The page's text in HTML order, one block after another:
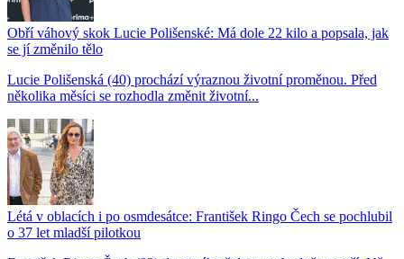
Obří váhový skok Lucie Polišenské: Má dole 22 kilo a popsala, jak
se jí změnilo tělo
Lucie Polišenská (40) prochází výraznou životní proměnou. Před
několika měsíci se rozhodla změnit životní...
Létá v oblacích i po osmdesátce: František Ringo Čech se pochlubil
o 37 let mladší pilotkou